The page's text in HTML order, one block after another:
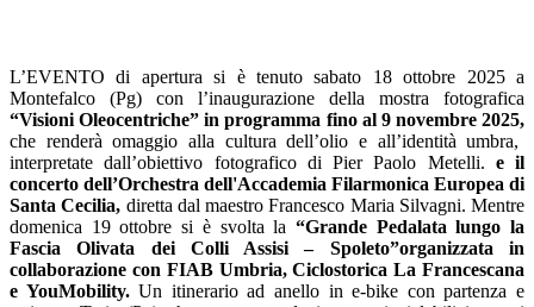
L’EVENTOdi aperturasi è tenutosabato 18 ottobre 2025 a
Montefalco (Pg) con l’inaugurazione della mostra fotografica
“Visioni Oleocentriche”in programma fino al 9 novembre 2025,
che renderà omaggio alla cultura dell’olio e all’identità umbra,
interpretate dall’obiettivo fotografico di Pier Paolo Metelli. e il
concerto dell’Orchestra dell'Accademia Filarmonica Europea di
SantaCecilia, diretta dal maestro Francesco Maria Silvagni. Mentre
domenica 19 ottobresi è svoltala “Grande Pedalata lungo la
Fascia Olivata dei Colli Assisi – Spoleto”organizzata in
collaborazione con FIAB Umbria, Ciclostorica La Francescana
e YouMobility.Un itinerario ad anello in e-bike con partenza e